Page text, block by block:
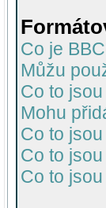
Co je
Můžu
Co to
Mohu
Co to
Co to
Co to